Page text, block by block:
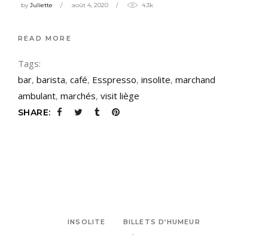
byJuliette août 4, 2020 4.3k
READ MORE
Tags:
bar, barista, café, Esspresso, insolite, marchand
ambulant, marchés, visit liège
SHARE:
INSOLITE
BILLETS D’HUMEUR